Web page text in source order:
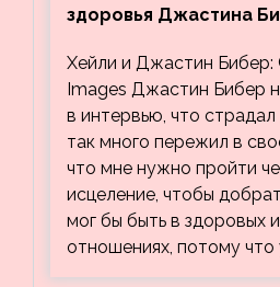
здоровья Джастина
Хейли
Хейли и Джастин
Images Джастин Бибер
в интервью, что
так много пережил в
что мне нужно пройти
исцеление, чтобы
мог бы быть в здоровых
отношениях, потому что